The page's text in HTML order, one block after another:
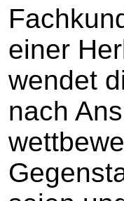
einer
wendet
nach